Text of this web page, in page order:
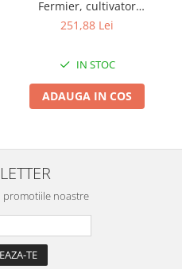
Fermier, cultivator
28mm*9T
251,88 Lei
IN STOC
ADAUGA IN COS
promotiile noastre